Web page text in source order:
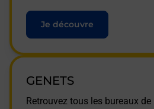
Je découvre
GENETS
Retrouvez tous les bureaux